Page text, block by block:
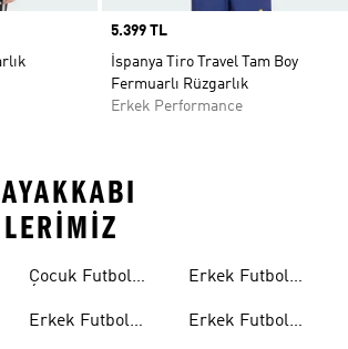
Price
5.399 TL
İspanya Tiro Travel Tam Boy
Fermuarlı Rüzgarlık
Erkek Performance
Çocuk Futbol
Erkek Futbol
Erkek Futbol
Erkek Futbol